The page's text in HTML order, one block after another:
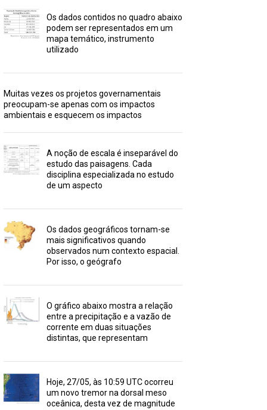
Os dados contidos no quadro abaixo
podem ser representados em um
mapa temático, instrumento
utilizado
Muitas vezes os projetos governamentais
preocupam-se apenas com os impactos
ambientais e esquecem os impactos
A noção de escala é inseparável do
estudo das paisagens. Cada
disciplina especializada no estudo
de um aspecto
Os dados geográficos tornam-se
mais significativos quando
observados num contexto espacial.
Por isso, o geógrafo
O gráfico abaixo mostra a relação
entre a precipitação e a vazão de
corrente em duas situações
distintas, que representam
Hoje, 27/05, às 10:59 UTC ocorreu
um novo tremor na dorsal meso
oceânica, desta vez de magnitude